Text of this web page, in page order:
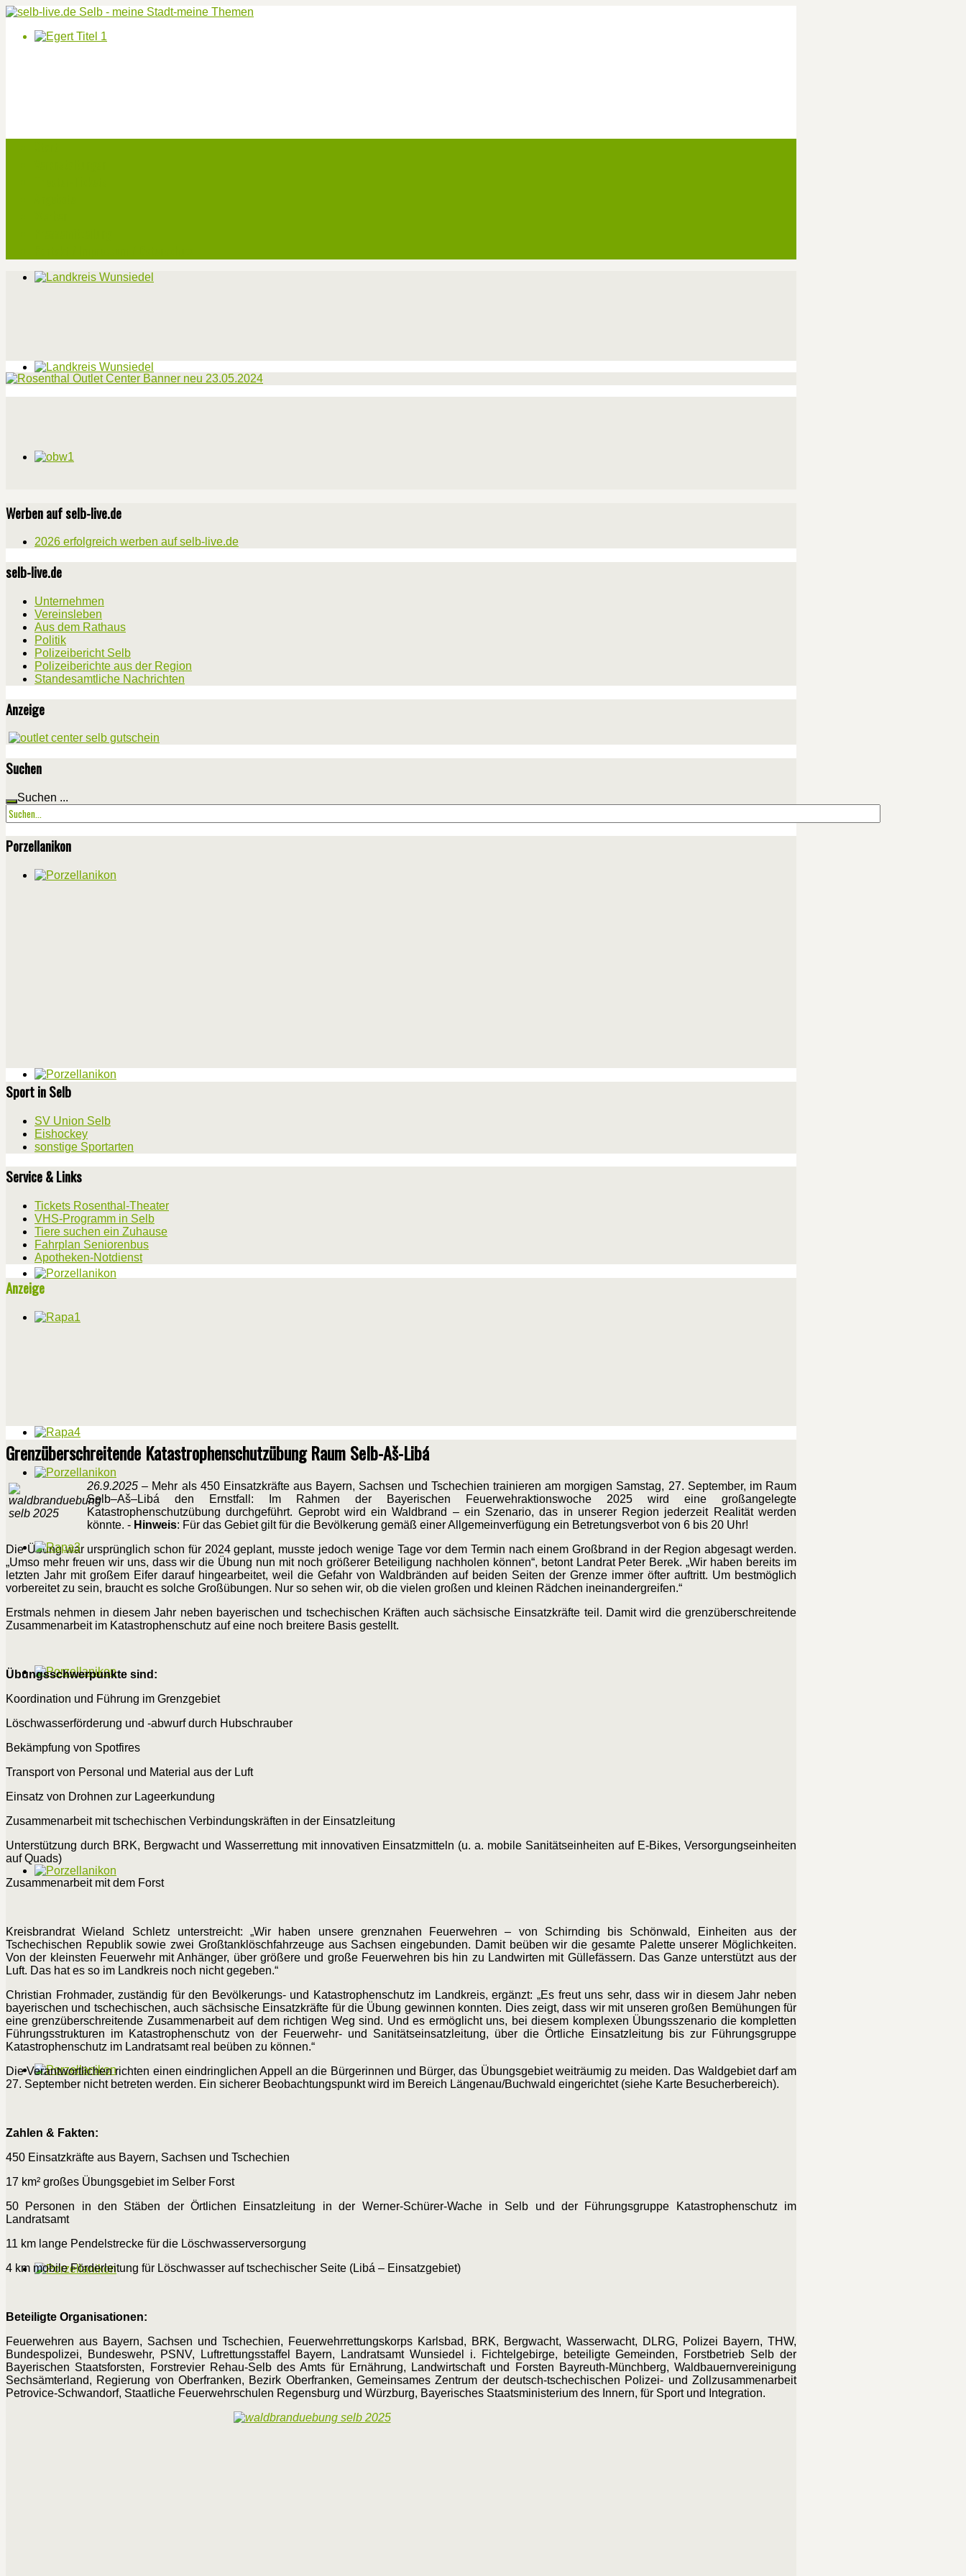
Werben auf selb-live.de
2026 erfolgreich werben auf selb-live.de
selb-live.de
Unternehmen
Vereinsleben
Aus dem Rathaus
Politik
Polizeibericht Selb
Polizeiberichte aus der Region
Standesamtliche Nachrichten
Anzeige
Suchen
Suchen ...
Porzellanikon
Sport in Selb
SV Union Selb
Eishockey
sonstige Sportarten
Service & Links
Tickets Rosenthal-Theater
VHS-Programm in Selb
Tiere suchen ein Zuhause
Fahrplan Seniorenbus
Apotheken-Notdienst
Anzeige
Grenzüberschreitende Katastrophenschutzübung Raum Selb-Aš-Libá
26.9.2025 – Mehr als 450 Einsatzkräfte aus Bayern, Sachsen und Tschechien trainieren am morgigen Samstag, 27. September, im Raum
Selb–Aš–Libá den Ernstfall: Im Rahmen der Bayerischen Feuerwehraktionswoche 2025 wird eine großangelegte
Katastrophenschutzübung durchgeführt. Geprobt wird ein Waldbrand – ein Szenario, das in unserer Region jederzeit Realität werden
könnte. - Hinweis: Für das Gebiet gilt für die Bevölkerung gemäß einer Allgemeinverfügung ein Betretungsverbot von 6 bis 20 Uhr!
Die Übung war ursprünglich schon für 2024 geplant, musste jedoch wenige Tage vor dem Termin nach einem Großbrand in der Region abgesagt werden.
„Umso mehr freuen wir uns, dass wir die Übung nun mit noch größerer Beteiligung nachholen können“, betont Landrat Peter Berek. „Wir haben bereits im
letzten Jahr mit großem Eifer darauf hingearbeitet, weil die Gefahr von Waldbränden auf beiden Seiten der Grenze immer öfter auftritt. Um bestmöglich
vorbereitet zu sein, braucht es solche Großübungen. Nur so sehen wir, ob die vielen großen und kleinen Rädchen ineinandergreifen.“
Erstmals nehmen in diesem Jahr neben bayerischen und tschechischen Kräften auch sächsische Einsatzkräfte teil. Damit wird die grenzüberschreitende
Zusammenarbeit im Katastrophenschutz auf eine noch breitere Basis gestellt.
Übungsschwerpunkte sind:
Koordination und Führung im Grenzgebiet
Löschwasserförderung und -abwurf durch Hubschrauber
Bekämpfung von Spotfires
Transport von Personal und Material aus der Luft
Einsatz von Drohnen zur Lageerkundung
Zusammenarbeit mit tschechischen Verbindungskräften in der Einsatzleitung
Unterstützung durch BRK, Bergwacht und Wasserrettung mit innovativen Einsatzmitteln (u. a. mobile Sanitätseinheiten auf E-Bikes, Versorgungseinheiten
auf Quads)
Zusammenarbeit mit dem Forst
Kreisbrandrat Wieland Schletz unterstreicht: „Wir haben unsere grenznahen Feuerwehren – von Schirnding bis Schönwald, Einheiten aus der
Tschechischen Republik sowie zwei Großtanklöschfahrzeuge aus Sachsen eingebunden. Damit beüben wir die gesamte Palette unserer Möglichkeiten.
Von der kleinsten Feuerwehr mit Anhänger, über größere und große Feuerwehren bis hin zu Landwirten mit Güllefässern. Das Ganze unterstützt aus der
Luft. Das hat es so im Landkreis noch nicht gegeben.“
Christian Frohmader, zuständig für den Bevölkerungs- und Katastrophenschutz im Landkreis, ergänzt: „Es freut uns sehr, dass wir in diesem Jahr neben
bayerischen und tschechischen, auch sächsische Einsatzkräfte für die Übung gewinnen konnten. Dies zeigt, dass wir mit unseren großen Bemühungen für
eine grenzüberschreitende Zusammenarbeit auf dem richtigen Weg sind. Und es ermöglicht uns, bei diesem komplexen Übungsszenario die kompletten
Führungsstrukturen im Katastrophenschutz von der Feuerwehr- und Sanitätseinsatzleitung, über die Örtliche Einsatzleitung bis zur Führungsgruppe
Katastrophenschutz im Landratsamt real beüben zu können.“
Die Verantwortlichen richten einen eindringlichen Appell an die Bürgerinnen und Bürger, das Übungsgebiet weiträumig zu meiden. Das Waldgebiet darf am
27. September nicht betreten werden. Ein sicherer Beobachtungspunkt wird im Bereich Längenau/Buchwald eingerichtet (siehe Karte Besucherbereich).
Zahlen & Fakten:
450 Einsatzkräfte aus Bayern, Sachsen und Tschechien
17 km² großes Übungsgebiet im Selber Forst
50 Personen in den Stäben der Örtlichen Einsatzleitung in der Werner-Schürer-Wache in Selb und der Führungsgruppe Katastrophenschutz im
Landratsamt
11 km lange Pendelstrecke für die Löschwasserversorgung
4 km mobile Förderleitung für Löschwasser auf tschechischer Seite (Libá – Einsatzgebiet)
Beteiligte Organisationen:
Feuerwehren aus Bayern, Sachsen und Tschechien, Feuerwehrrettungskorps Karlsbad, BRK, Bergwacht, Wasserwacht, DLRG, Polizei Bayern, THW,
Bundespolizei, Bundeswehr, PSNV, Luftrettungsstaffel Bayern, Landratsamt Wunsiedel i. Fichtelgebirge, beteiligte Gemeinden, Forstbetrieb Selb der
Bayerischen Staatsforsten, Forstrevier Rehau-Selb des Amts für Ernährung, Landwirtschaft und Forsten Bayreuth-Münchberg, Waldbauernvereinigung
Sechsämterland, Regierung von Oberfranken, Bezirk Oberfranken, Gemeinsames Zentrum der deutsch-tschechischen Polizei- und Zollzusammenarbeit
Petrovice-Schwandorf, Staatliche Feuerwehrschulen Regensburg und Würzburg, Bayerisches Staatsministerium des Innern, für Sport und Integration.